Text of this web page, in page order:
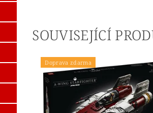
SOUVISEJÍCÍ
Doprava zdarma